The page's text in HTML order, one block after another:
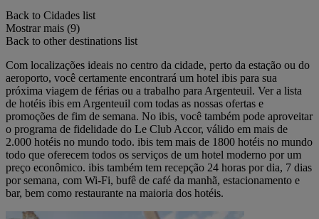
Back to Cidades list
Mostrar mais (9)
Back to other destinations list
Com localizações ideais no centro da cidade, perto da estação ou do
aeroporto, você certamente encontrará um hotel ibis para sua
próxima viagem de férias ou a trabalho para Argenteuil. Ver a lista
de hotéis ibis em Argenteuil com todas as nossas ofertas e
promoções de fim de semana. No ibis, você também pode aproveitar
o programa de fidelidade do Le Club Accor, válido em mais de
2.000 hotéis no mundo todo. ibis tem mais de 1800 hotéis no mundo
todo que oferecem todos os serviços de um hotel moderno por um
preço econômico. ibis também tem recepção 24 horas por dia, 7 dias
por semana, com Wi-Fi, bufê de café da manhã, estacionamento e
bar, bem como restaurante na maioria dos hotéis.